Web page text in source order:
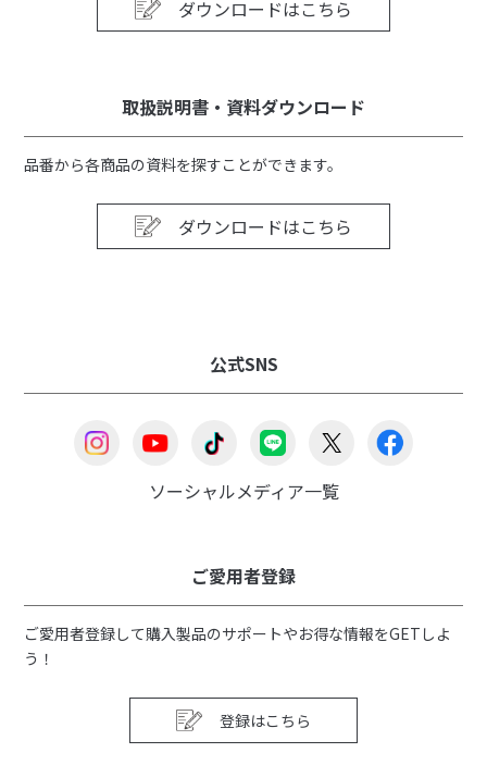
ダウンロードはこちら
取扱説明書・資料ダウンロード
品番から各商品の資料を探すことができます。
ダウンロードはこちら
公式SNS
ソーシャルメディア一覧
ご愛用者登録
ご愛用者登録して購入製品のサポートやお得な情報をGETしよ
う！
登録はこちら